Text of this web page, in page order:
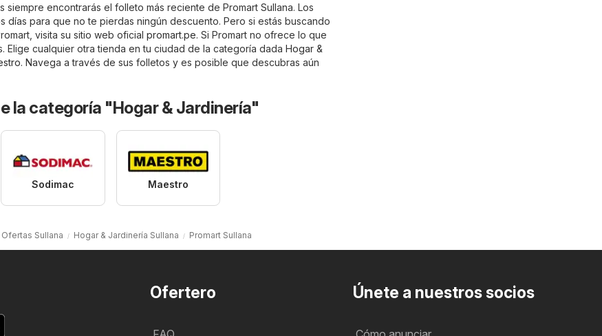
siempre encontrarás el folleto más reciente de Promart Sullana. Los
días para que no te pierdas ningún descuento. Pero si estás buscando
visita su sitio web oficial promart.pe. Si Promart no ofrece lo que
Elige cualquier otra tienda en tu ciudad de la categoría dada Hogar &
. Navega a través de sus folletos y es posible que descubras aún
la categoría "Hogar & Jardinería"
Sodimac Maestro
Ofertas Sullana Hogar & Jardinería Sullana Promart Sullana
Ofertero Únete a nuestros socios